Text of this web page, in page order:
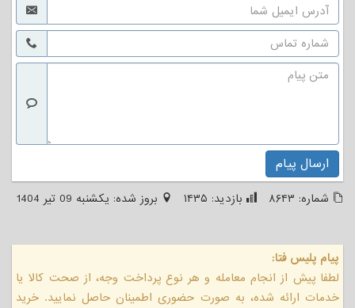
ارسال پیام
شماره: ۸۶۴۳ بازدید: ۱۴۳۵ بروز شده: يكشنبه 09 تیر 1404
پیام پلیس فتا:
لطفا پیش از انجام معامله و هر نوع پرداخت وجه، از صحت کالا یا
خدمات ارائه شده، به صورت حضوری اطمینان حاصل نمایید. خرید